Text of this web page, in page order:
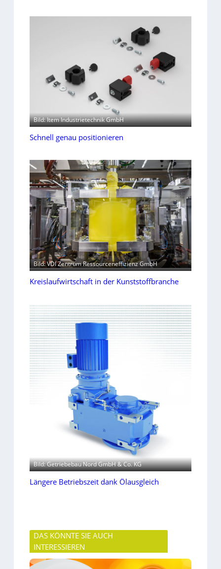
Bild: Item Industrietechnik GmbH
Schnell genau positionieren
Bild: VDI Zentrum Ressourceneffizienz GmbH
Kreislaufwirtschaft in der Kunststoffbranche
Bild: Getriebebau Nord GmbH & Co. KG
Längere Betriebszeit dank Ölausgleich
DAS KÖNNTE SIE AUCH
INTERESSIEREN